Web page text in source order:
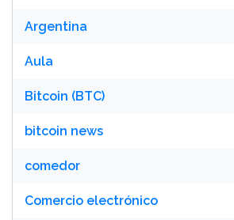
Argentina
Aula
Bitcoin (BTC)
bitcoin news
comedor
Comercio electrónico